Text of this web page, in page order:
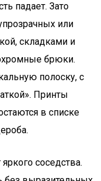
падает. Зато
или
складками и
брюки.
полоску, с
Принты
в списке
соседства.